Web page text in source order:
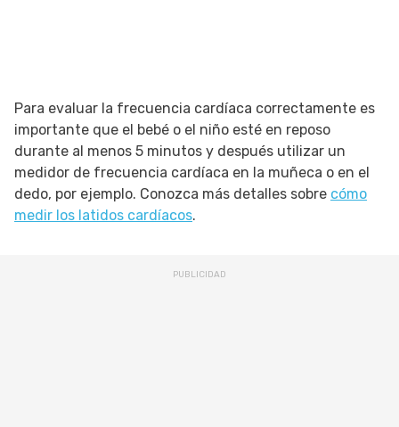
Para evaluar la frecuencia cardíaca correctamente es
importante que el bebé o el niño esté en reposo
durante al menos 5 minutos y después utilizar un
medidor de frecuencia cardíaca en la muñeca o en el
dedo, por ejemplo. Conozca más detalles sobre cómo
medir los latidos cardíacos.